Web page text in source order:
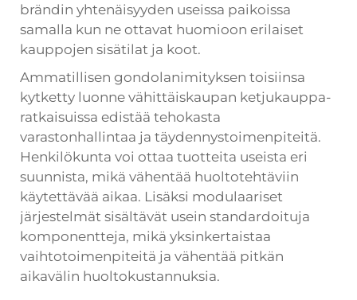
brändin yhtenäisyyden useissa paikoissa
samalla kun ne ottavat huomioon erilaiset
kauppojen sisätilat ja koot.
Ammatillisen gondolanimityksen toisiinsa
kytketty luonne vähittäiskaupan ketjukauppa-
ratkaisuissa edistää tehokasta
varastonhallintaa ja täydennystoimenpiteitä.
Henkilökunta voi ottaa tuotteita useista eri
suunnista, mikä vähentää huoltotehtäviin
käytettävää aikaa. Lisäksi modulaariset
järjestelmät sisältävät usein standardoituja
komponentteja, mikä yksinkertaistaa
vaihtotoimenpiteitä ja vähentää pitkän
aikavälin huoltokustannuksia.